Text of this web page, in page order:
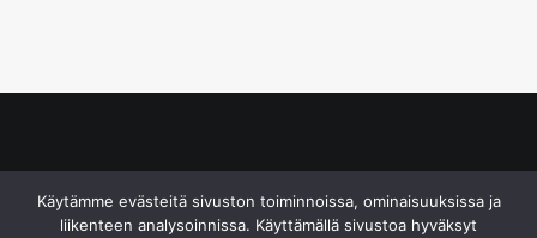
Käytämme evästeitä sivuston toiminnoissa, ominaisuuksissa ja
liikenteen analysoinnissa. Käyttämällä sivustoa hyväksyt